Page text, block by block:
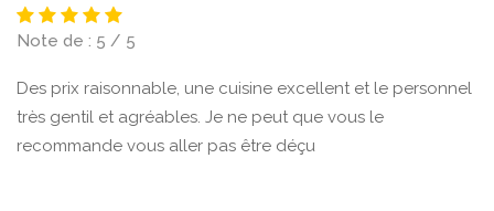
Note de : 5 / 5
Des prix raisonnable, une cuisine excellent et le personnel
très gentil et agréables. Je ne peut que vous le
recommande vous aller pas être déçu